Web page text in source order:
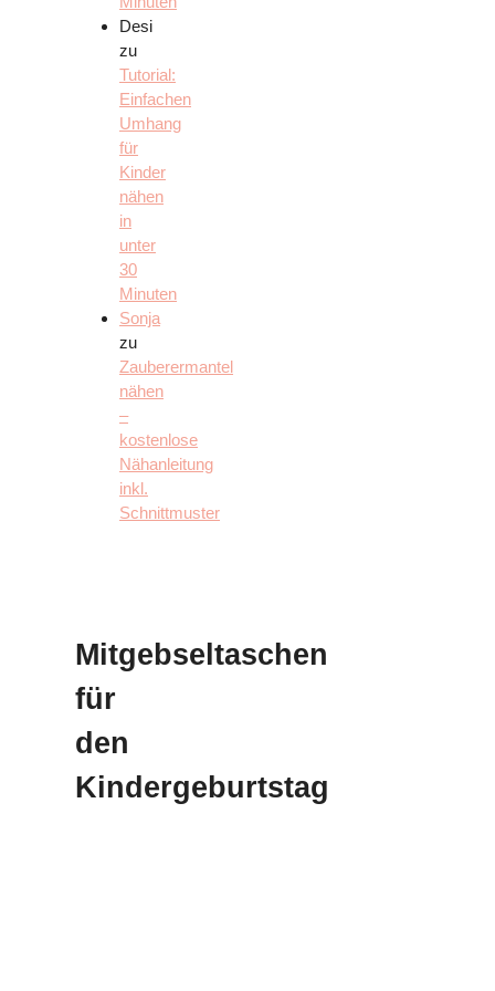
Desi
zu
Tutorial:
Einfachen
Umhang
für
Kinder
nähen
in
unter
30
Minuten
Sonja
zu
Zauberermantel
nähen
–
kostenlose
Nähanleitung
inkl.
Schnittmuster
Mitgebseltaschen
für
den
Kindergeburtstag